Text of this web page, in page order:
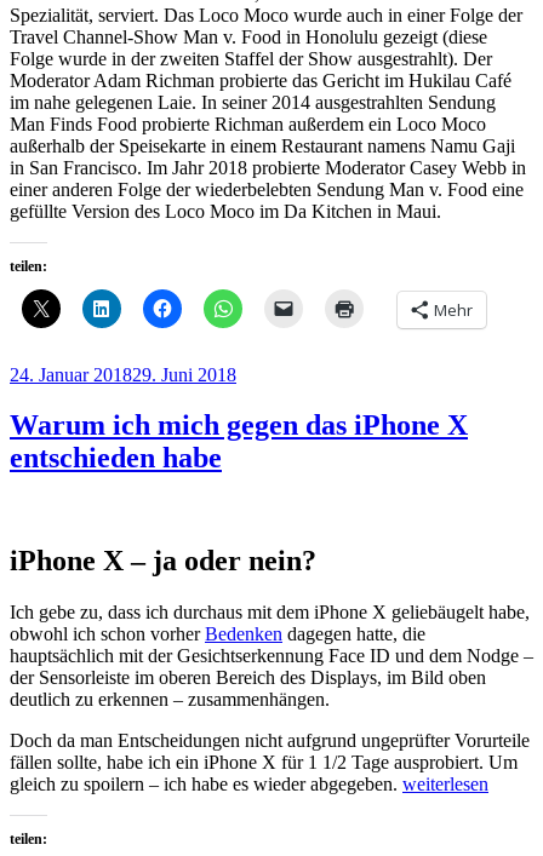
Spezialität, serviert. Das Loco Moco wurde auch in einer Folge der
Travel Channel-Show Man v. Food in Honolulu gezeigt (diese
Folge wurde in der zweiten Staffel der Show ausgestrahlt). Der
Moderator Adam Richman probierte das Gericht im Hukilau Café
im nahe gelegenen Laie. In seiner 2014 ausgestrahlten Sendung
Man Finds Food probierte Richman außerdem ein Loco Moco
außerhalb der Speisekarte in einem Restaurant namens Namu Gaji
in San Francisco. Im Jahr 2018 probierte Moderator Casey Webb in
einer anderen Folge der wiederbelebten Sendung Man v. Food eine
gefüllte Version des Loco Moco im Da Kitchen in Maui.
teilen:
Mehr
Veröffentlicht
24. Januar 201829. Juni 2018
Warum ich mich gegen das iPhone X
entschieden habe
iPhone X – ja oder nein?
Ich gebe zu, dass ich durchaus mit dem iPhone X geliebäugelt habe,
obwohl ich schon vorherBedenken dagegen hatte, die
hauptsächlich mit der Gesichtserkennung Face ID und dem Nodge –
der Sensorleiste im oberen Bereich des Displays, im Bild oben
deutlich zu erkennen – zusammenhängen.
Doch da man Entscheidungen nicht aufgrund ungeprüfter Vorurteile
fällen sollte, habe ich ein iPhone X für 1 1/2 Tage ausprobiert. Um
gleich zu spoilern – ich habe es wieder abgegeben. „Warum
weiterlesen
teilen: